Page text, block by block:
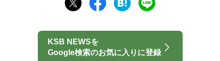
KSB NEWSを
Google検索のお気に入りに登録